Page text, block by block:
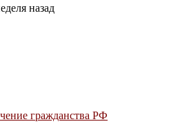
назад
гражданства РФ